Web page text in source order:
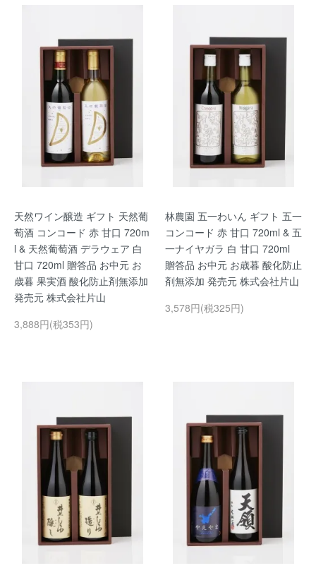
天然ワイン醸造 ギフト 天然葡
萄酒 コンコード 赤 甘口 720m
l & 天然葡萄酒 デラウェア 白
甘口 720ml 贈答品 お中元 お
歳暮 果実酒 酸化防止剤無添加
発売元 株式会社片山
3,888円(税353円)
林農園 五一わいん ギフト 五一
コンコード 赤 甘口 720ml & 五
一ナイヤガラ 白 甘口 720ml
贈答品 お中元 お歳暮 酸化防止
剤無添加 発売元 株式会社片山
3,578円(税325円)